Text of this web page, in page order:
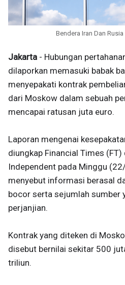
Bendera Iran Dan Rusia
Jakarta - Hubungan
dilaporkan memasuki babak
menyepakati kontrak
dari Moskow dalam sebuah
mencapai ratusan juta euro.
Laporan mengenai
diungkap Financial Times
Independent pada Minggu
menyebut informasi berasal
bocor serta sejumlah sumber
perjanjian.
Kontrak yang diteken di
disebut bernilai sekitar 500
triliun.